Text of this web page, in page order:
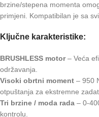
brzine/stepena momenta
primjeni. Kompatibilan je sa
Ključne karakteristike:
BRUSHLESS motor– Veća
održavanja.
Visoki obrtni moment – 950
otpuštanja za ekstremne
Tri brzine / moda rada – 0-
kontrolu.